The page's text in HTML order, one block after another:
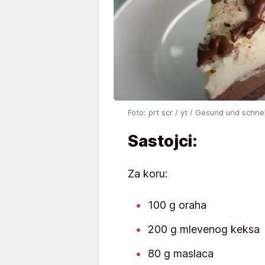
Foto: prt scr / yt / Gesund und
Sastojci:
Za koru:
100 g oraha
200 g mlevenog keksa
80 g maslaca